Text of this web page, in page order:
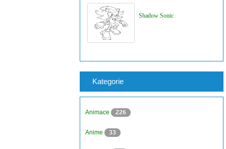
Shadow Sonic
Kategorie
Animace 226
Anime 33